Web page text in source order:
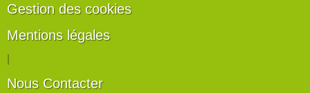
Gestion des cookies
Mentions légales
Nous Contacter